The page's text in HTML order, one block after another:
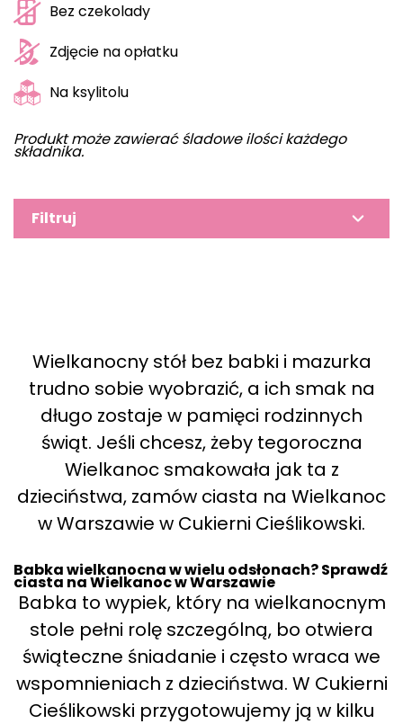
Bez czekolady
Zdjęcie na opłatku
Na ksylitolu
Produkt może zawierać śladowe ilości każdego
składnika.
Filtruj
Wielkanocny stół bez babki i mazurka
trudno sobie wyobrazić, a ich smak na
długo zostaje w pamięci rodzinnych
świąt. Jeśli chcesz, żeby tegoroczna
Wielkanoc smakowała jak ta z
dzieciństwa, zamów ciasta na Wielkanoc
w Warszawie w Cukierni Cieślikowski.
Babka wielkanocna w wielu odsłonach? Sprawdź
ciasta na Wielkanoc w Warszawie
Babka to wypiek, który na wielkanocnym
stole pełni rolę szczególną, bo otwiera
świąteczne śniadanie i często wraca we
wspomnieniach z dzieciństwa. W Cukierni
Cieślikowski przygotowujemy ją w kilku